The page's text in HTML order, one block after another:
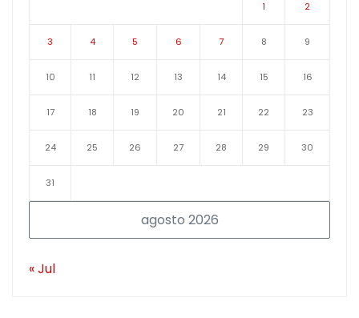
agosto 2026
1 2
3 4 5 6 7 8 9
10 11 12 13 14 15 16
17 18 19 20 21 22 23
24 25 26 27 28 29 30
31
« Jul